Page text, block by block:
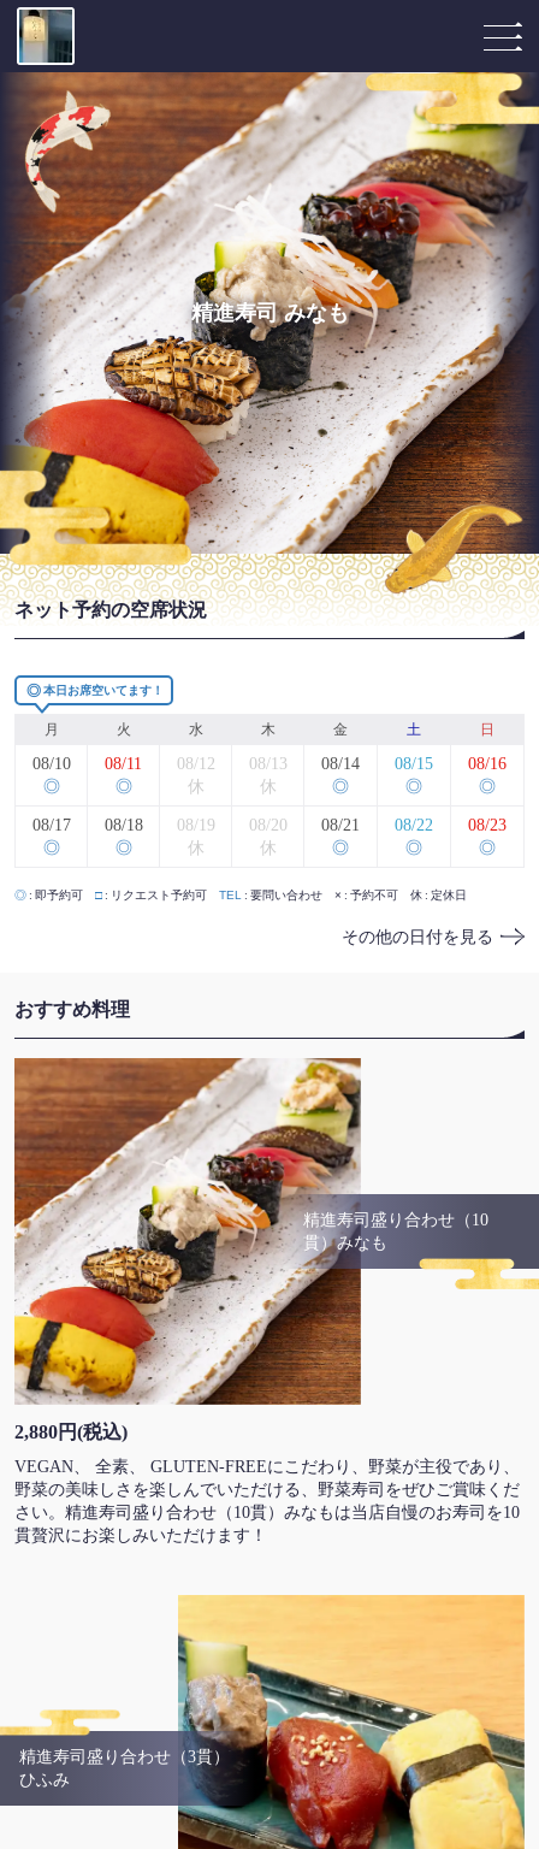
精進寿司 みなも
ネット予約の空席状況
◎本日お席空いてます！
月 火 水 木 金 土 日
08/10
◎
08/11
◎
08/12
休
08/13
休
08/14
◎
08/15
◎
08/16
◎
08/17
◎
08/18
◎
08/19
休
08/20
休
08/21
◎
08/22
◎
08/23
◎
◎ 即予約可 □ リクエスト予約可 TEL 要問い合わせ × 予約不可 休 定休日
その他の日付を見る
おすすめ料理
精進寿司盛り合わせ（10
貫）みなも
2,880円(税込)
VEGAN、 全素、 GLUTEN-FREEにこだわり、野菜が主役であり、
野菜の美味しさを楽しんでいただける、野菜寿司をぜひご賞味くだ
さい。精進寿司盛り合わせ（10貫）みなもは当店自慢のお寿司を10
貫贅沢にお楽しみいただけます！
精進寿司盛り合わせ（3貫）
ひふみ